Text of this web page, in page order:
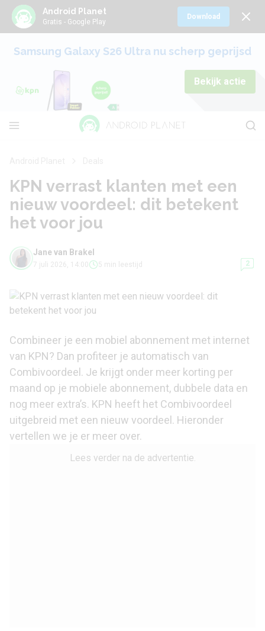
Android Planet
Gratis - Google Play
Download
Samsung Galaxy S26 Ultra nu scherp geprijsd
Bekijk actie
KPN verrast klanten met een
nieuw voordeel: dit betekent
het voor jou
Jane van Brakel
7 juli 2026, 14:00 5 min leestijd 2
Combineer je een mobiel abonnement met internet
van KPN? Dan profiteer je automatisch van
Combivoordeel. Je krijgt onder meer korting per
maand op je mobiele abonnement, dubbele data en
nog meer extra’s. KPN heeft het Combivoordeel
uitgebreid met een nieuw voordeel. Hieronder
vertellen we je er meer over.
Lees verder na de advertentie.